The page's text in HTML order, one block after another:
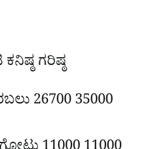
ಕನಿಷ್ಠಗರಿಷ್ಠ
2670035000